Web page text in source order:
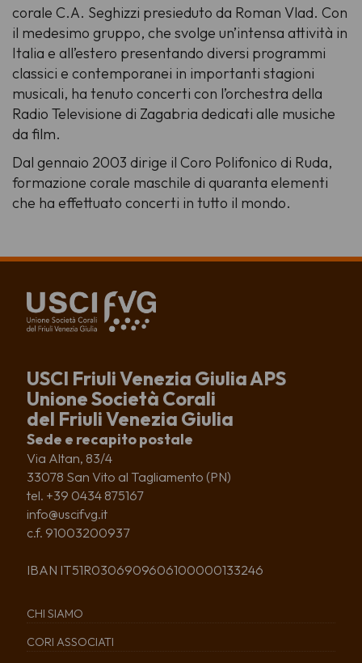
corale C.A. Seghizzi presieduto da Roman Vlad. Con
il medesimo gruppo, che svolge un’intensa attività in
Italia e all’estero presentando diversi programmi
classici e contemporanei in importanti stagioni
musicali, ha tenuto concerti con l’orchestra della
Radio Televisione di Zagabria dedicati alle musiche
da film.
Dal gennaio 2003 dirige il Coro Polifonico di Ruda,
formazione corale maschile di quaranta elementi
che ha effettuato concerti in tutto il mondo.
USCI Friuli Venezia Giulia APS
Unione Società Corali
del Friuli Venezia Giulia
Sede e recapito postale
Via Altan, 83/4
33078 San Vito al Tagliamento (PN)
tel. +39 0434 875167
info@uscifvg.it
c.f. 91003200937
IBAN IT51R0306909606100000133246
CHI SIAMO
CORI ASSOCIATI